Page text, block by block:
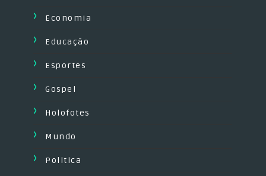
Economia
Educação
Esportes
Gospel
Holofotes
Mundo
Politica